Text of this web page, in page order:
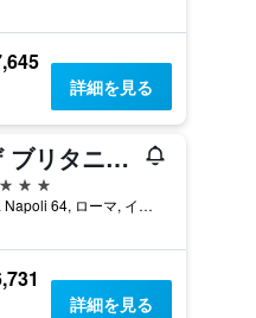
詳細を見る
ザ ブリタニア ホテル
星
Via Napoli 64, ローマ, イタリア
詳細を見る